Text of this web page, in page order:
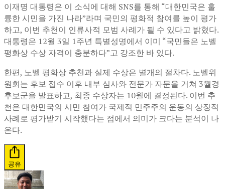
이재명 대통령은 이 소식에 대해 SNS를 통해 “대한민국은 훌
륭한 시민을 가진 나라”라며 국민의 평화적 참여를 높이 평가
하고, 이번 추천이 인류사적 모범 사례가 될 수 있다고 밝혔다.
대통령은 12월 3일 1주년 특별성명에서 이미 “국민들은 노벨
평화상 수상 자격이 충분하다”고 강조한 바 있다.
한편, 노벨 평화상 추천과 실제 수상은 별개의 절차다. 노벨위
원회는 후보 접수 이후 내부 심사와 전문가 자문을 거쳐 3월경
후보군을 발표하고, 최종 수상자는 10월에 결정된다. 이번 추
천은 대한민국의 시민 참여가 국제적 민주주의 운동의 상징적
사례로 평가받기 시작했다는 점에서 의미가 크다는 분석이 나
온다.
공유